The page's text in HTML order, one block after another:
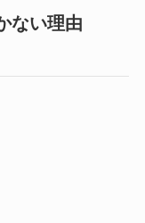
ない理由